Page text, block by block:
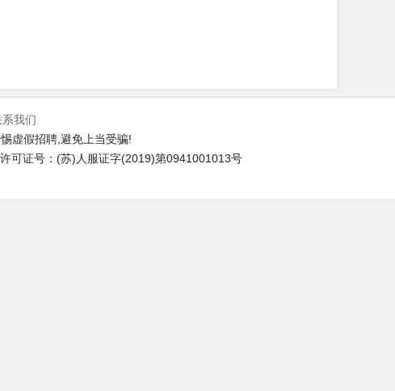
系我们
虚假招聘,避免上当受骗!
可证号：(苏)人服证字(2019)第0941001013号